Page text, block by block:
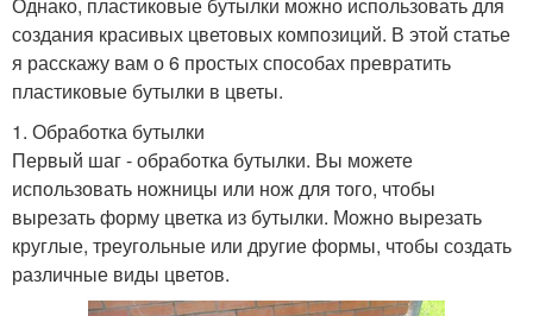
создания красивых цветовых композиций. В этой статье
я расскажу вам о 6 простых способах превратить
пластиковые бутылки в цветы.
1. Обработка бутылки
Первый шаг - обработка бутылки. Вы можете
использовать ножницы или нож для того, чтобы
вырезать форму цветка из бутылки. Можно вырезать
круглые, треугольные или другие формы, чтобы создать
различные виды цветов.